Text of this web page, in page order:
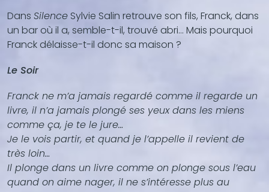
Dans Silence Sylvie Salin retrouve son fils, Franck, dans
un bar où il a, semble-t-il, trouvé abri... Mais pourquoi
Franck délaisse-t-il donc sa maison ?
Le Soir
Franck ne m’a jamais regardé comme il regarde un
livre, il n’a jamais plongé ses yeux dans les miens
comme ça, je te le jure…
Je le vois partir, et quand je l’appelle il revient de
très loin…
Il plonge dans un livre comme on plonge sous l’eau
quand on aime nager, il ne s’intéresse plus au